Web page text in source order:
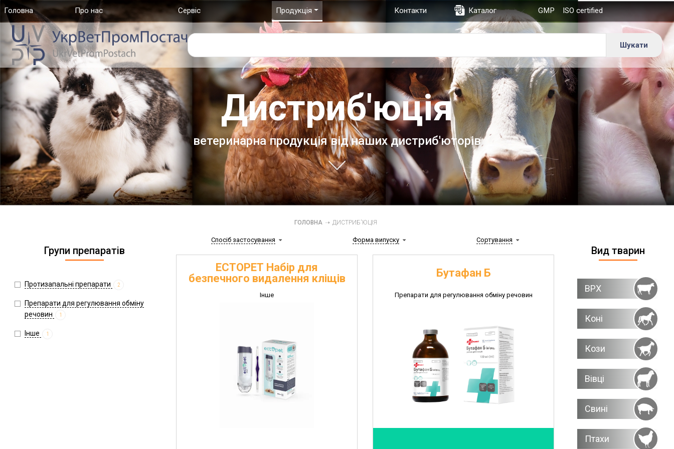
Головна(current) Про нас Сервіс Продукція Контакти Каталог GMP ISO certified
Дистриб'юція
ветеринарна продукція від наших дистриб'юторів
ГОЛОВНА ➝ ДИСТРИБ'ЮЦІЯ
Групи препаратів
Протизапальні препарати 2
Препарати для регулювання обміну
речовин
1
Інше 1
Спосіб застосування Форма випуску Сортування
ECTOPET Набір для
безпечного видалення кліщів
Інше
Бутафан Б
Препарати для регулювання обміну речовин
Вид тварин
ВРХ
Коні
Кози
Вівці
Свині
Птахи